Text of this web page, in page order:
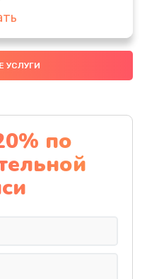
залития
УСЛУГИ
по